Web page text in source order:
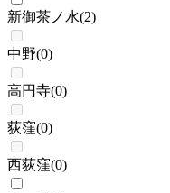
新御茶ノ水(2)
中野(0)
高円寺(0)
荻窪(0)
西荻窪(0)